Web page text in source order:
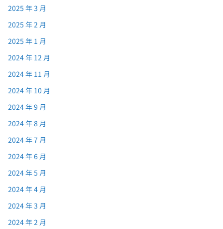
2025 年 3 月
2025 年 2 月
2025 年 1 月
2024 年 12 月
2024 年 11 月
2024 年 10 月
2024 年 9 月
2024 年 8 月
2024 年 7 月
2024 年 6 月
2024 年 5 月
2024 年 4 月
2024 年 3 月
2024 年 2 月